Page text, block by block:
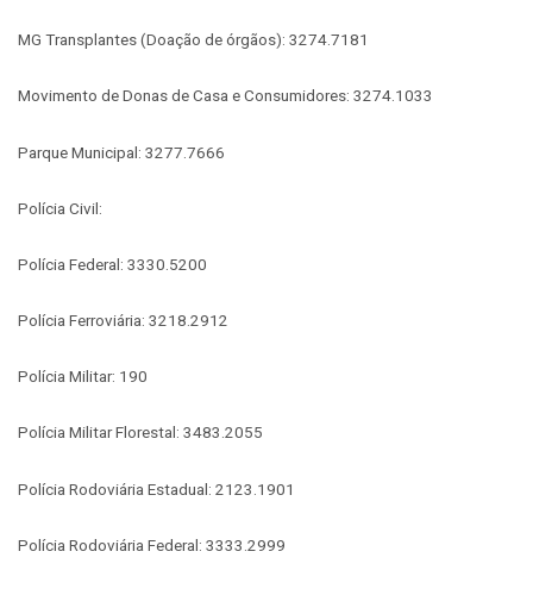
MG Transplantes (Doação de órgãos): 3274.7181
Movimento de Donas de Casa e Consumidores: 3274.1033
Parque Municipal: 3277.7666
Polícia Civil:
Polícia Federal: 3330.5200
Polícia Ferroviária: 3218.2912
Polícia Militar: 190
Polícia Militar Florestal: 3483.2055
Polícia Rodoviária Estadual: 2123.1901
Polícia Rodoviária Federal: 3333.2999